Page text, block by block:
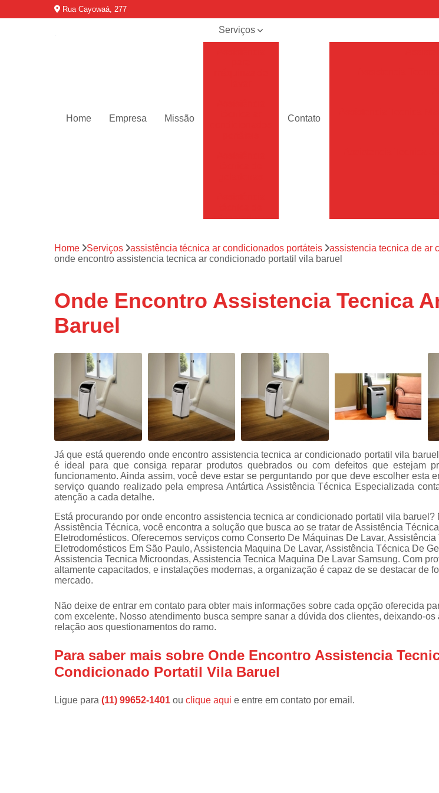
Rua Cayowaá, 277
Home Empresa Missão
Serviços
refrigeradores
técnica de
secadoras
fogão
Consertos de
Consertos de
expositoras
Instalação de
fogões
máquinas de
lavar roupa
Instalações de
lava e seca
Manutenções
em freezer
Contato
Assistencia Tecnica
Assistencia Tecnica
Assistencia
Assistencia
Electrolux
Geladeira
Assistencia Tecnica de
Assistencia
Assistencia Tecnica
Assistencia Tecnica
Home Serviços assistência técnica ar condicionados portáteis
assistencia tecnica de ar
onde encontro assistencia tecnica ar condicionado portatil vila baruel
Onde Encontro Assistencia Tecnica
Baruel
Já que está querendo onde encontro assistencia tecnica ar condicionado portatil vila
é ideal para que consiga reparar produtos quebrados ou com defeitos que estejam
funcionamento. Ainda assim, você deve estar se perguntando por que deve escolher esta
serviço quando realizado pela empresa Antártica Assistência Técnica Especializada
atenção a cada detalhe.
Está procurando por onde encontro assistencia tecnica ar condicionado portatil vila baruel?
Assistência Técnica, você encontra a solução que busca ao se tratar de Assistência
Eletrodomésticos. Oferecemos serviços como Conserto De Máquinas De Lavar,
Eletrodomésticos Em São Paulo, Assistencia Maquina De Lavar, Assistência Técnica De
Assistencia Tecnica Microondas, Assistencia Tecnica Maquina De Lavar Samsung. Com
altamente capacitados, e instalações modernas, a organização é capaz de se destacar de
mercado.
Não deixe de entrar em contato para obter mais informações sobre cada opção oferecida
com excelente. Nosso atendimento busca sempre sanar a dúvida dos clientes, deixando-os
relação aos questionamentos do ramo.
Para saber mais sobre Onde Encontro Assistencia
Condicionado Portatil Vila Baruel
Ligue para (11) 99652-1401 ou clique aqui e entre em contato por email.